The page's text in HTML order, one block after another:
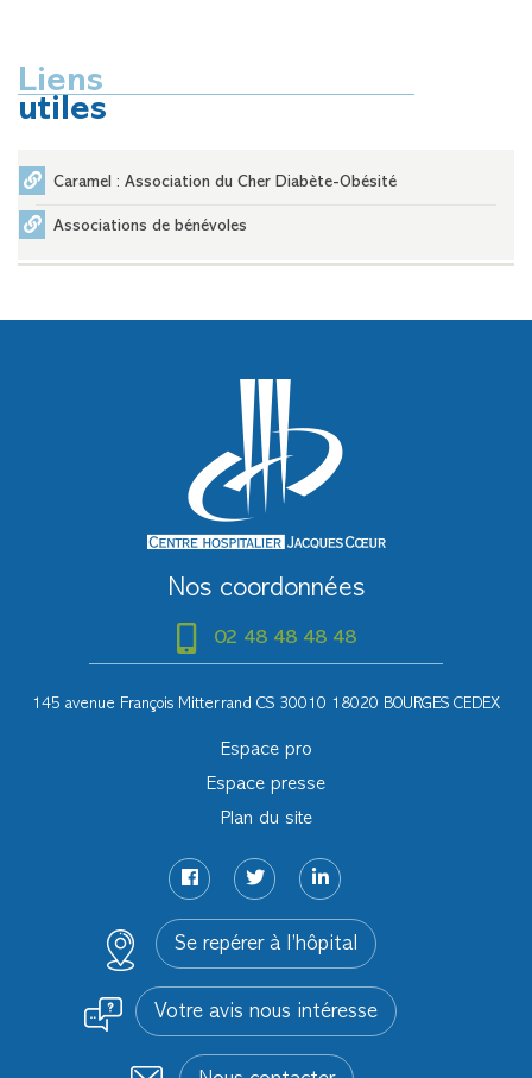
Liens
utiles
Caramel : Association du Cher Diabète-Obésité
Associations de bénévoles
Nos coordonnées
02 48 48 48 48
145 avenue François Mitterrand CS 30010 18020 BOURGES CEDEX
Espace pro
Espace presse
Plan du site
Se repérer à l’hôpital
Votre avis nous intéresse